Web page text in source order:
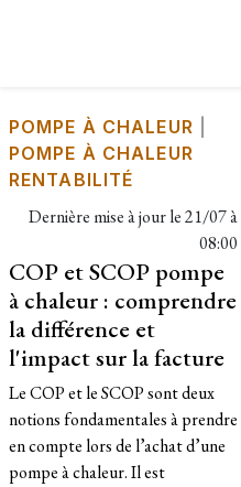
POMPE À CHALEUR
POMPE À CHALEUR
RENTABILITÉ
Dernière mise à jour le21/07 à
08:00
COP et SCOP pompe
à chaleur : comprendre
la différence et
l'impact sur la facture
Le COP et le SCOP sont deux
notions fondamentales à prendre
en compte lors de l’achat d’une
pompe à chaleur. Il est